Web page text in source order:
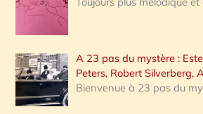
A 23 pas du mystère :
Peters, Robert Silverberg,
Bienvenue à 23 pas du